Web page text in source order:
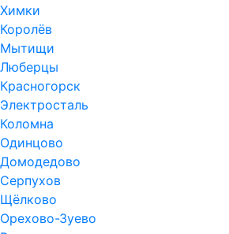
Химки
Королёв
Мытищи
Люберцы
Красногорск
Электросталь
Коломна
Одинцово
Домодедово
Серпухов
Щёлково
Орехово-Зуево